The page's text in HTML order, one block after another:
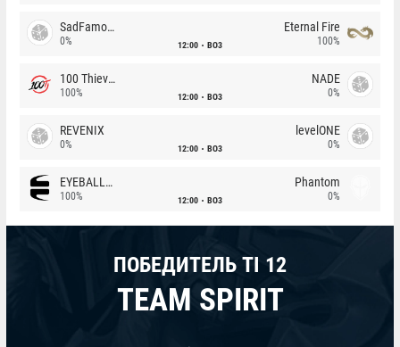
SadFamous
0% 12:00 BO3
Eternal Fire
100%
100 Thieves
100% 12:00 BO3
NADE
0%
REVENIX
0% 12:00 BO3
levelONE
0%
EYEBALLERS
100% 12:00 BO3
Phantom
0%
ПОБЕДИТЕЛЬ TI 12
TEAM SPIRIT